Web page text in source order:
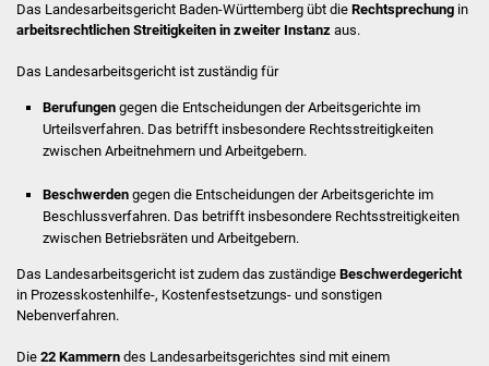
Ansprechpartner
Behördenwegweiser
Stellenangebote
Veröffentlichungen
Ortsrecht
Das Landesarbeitsgericht Baden-Württemberg übt die Rechtsprechungin
arbeitsrechtlichen Streitigkeiten in zweiter Instanzaus.
Das Landesarbeitsgericht ist zuständig für
Berufungengegen die Entscheidungen der Arbeitsgerichte im
Urteilsverfahren. Das betrifft insbesondere Rechtsstreitigkeiten
zwischen Arbeitnehmern und Arbeitgebern.
Beschwerdengegen die Entscheidungen der Arbeitsgerichte im
Beschlussverfahren. Das betrifft insbesondere Rechtsstreitigkeiten
zwischen Betriebsräten und Arbeitgebern.
Das Landesarbeitsgericht ist zudem das zuständige Beschwerdegericht
in Prozesskostenhilfe-, Kostenfestsetzungs- und sonstigen
Nebenverfahren.
Die 22 Kammerndes Landesarbeitsgerichtes sind mit einem